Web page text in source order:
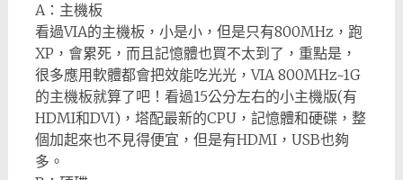
A：主機板
看過VIA的主機板，小是小，但是只有800MHz，跑
XP，會累死，而且記憶體也買不太到了，重點是，
很多應用軟體都會把效能吃光光，VIA 800MHz~1G
的主機板就算了吧！看過15公分左右的小主機版(有
HDMI和DVI)，塔配最新的CPU，記憶體和硬碟，整
個加起來也不見得便宜，但是有HDMI，USB也夠
多。